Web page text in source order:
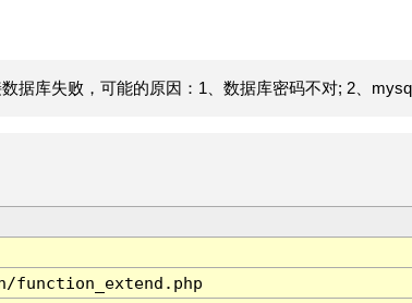
据库失败，可能的原因：1、数据库密码不对; 2、mysql
function_extend.php